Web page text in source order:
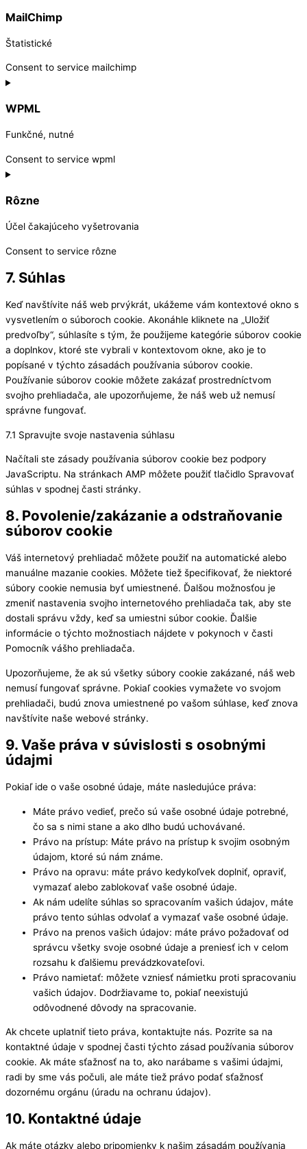
MailChimp
Štatistické
Consent to service mailchimp
WPML
Funkčné, nutné
Consent to service wpml
Rôzne
Účel čakajúceho vyšetrovania
Consent to service rôzne
7. Súhlas
Keď navštívite náš web prvýkrát, ukážeme vám kontextové okno s
vysvetlením o súboroch cookie. Akonáhle kliknete na „Uložiť
predvoľby“, súhlasíte s tým, že použijeme kategórie súborov cookie
a doplnkov, ktoré ste vybrali v kontextovom okne, ako je to
popísané v týchto zásadách používania súborov cookie.
Používanie súborov cookie môžete zakázať prostredníctvom
svojho prehliadača, ale upozorňujeme, že náš web už nemusí
správne fungovať.
7.1 Spravujte svoje nastavenia súhlasu
Načítali ste zásady používania súborov cookie bez podpory
JavaScriptu. Na stránkach AMP môžete použiť tlačidlo Spravovať
súhlas v spodnej časti stránky.
8. Povolenie/zakázanie a odstraňovanie
súborov cookie
Váš internetový prehliadač môžete použiť na automatické alebo
manuálne mazanie cookies. Môžete tiež špecifikovať, že niektoré
súbory cookie nemusia byť umiestnené. Ďalšou možnosťou je
zmeniť nastavenia svojho internetového prehliadača tak, aby ste
dostali správu vždy, keď sa umiestni súbor cookie. Ďalšie
informácie o týchto možnostiach nájdete v pokynoch v časti
Pomocník vášho prehliadača.
Upozorňujeme, že ak sú všetky súbory cookie zakázané, náš web
nemusí fungovať správne. Pokiaľ cookies vymažete vo svojom
prehliadači, budú znova umiestnené po vašom súhlase, keď znova
navštívite naše webové stránky.
9. Vaše práva v súvislosti s osobnými
údajmi
Pokiaľ ide o vaše osobné údaje, máte nasledujúce práva:
Máte právo vedieť, prečo sú vaše osobné údaje potrebné,
čo sa s nimi stane a ako dlho budú uchovávané.
Právo na prístup: Máte právo na prístup k svojim osobným
údajom, ktoré sú nám známe.
Právo na opravu: máte právo kedykoľvek doplniť, opraviť,
vymazať alebo zablokovať vaše osobné údaje.
Ak nám udelíte súhlas so spracovaním vašich údajov, máte
právo tento súhlas odvolať a vymazať vaše osobné údaje.
Právo na prenos vašich údajov: máte právo požadovať od
správcu všetky svoje osobné údaje a preniesť ich v celom
rozsahu k ďalšiemu prevádzkovateľovi.
Právo namietať: môžete vzniesť námietku proti spracovaniu
vašich údajov. Dodržiavame to, pokiaľ neexistujú
odôvodnené dôvody na spracovanie.
Ak chcete uplatniť tieto práva, kontaktujte nás. Pozrite sa na
kontaktné údaje v spodnej časti týchto zásad používania súborov
cookie. Ak máte sťažnosť na to, ako narábame s vašimi údajmi,
radi by sme vás počuli, ale máte tiež právo podať sťažnosť
dozornému orgánu (úradu na ochranu údajov).
10. Kontaktné údaje
Ak máte otázky alebo pripomienky k našim zásadám používania